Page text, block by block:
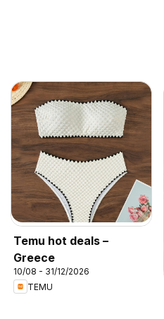
Temu hot deals –
Greece
10/08 - 31/12/2026
TEMU